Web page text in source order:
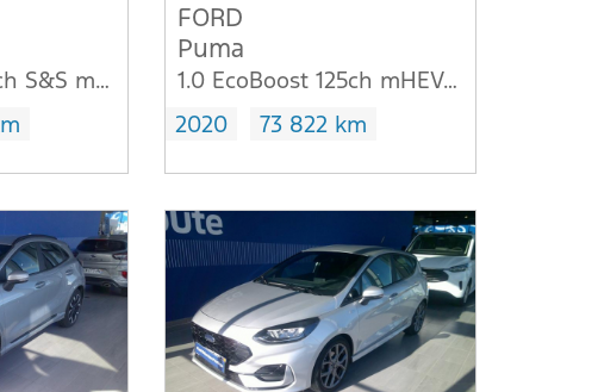
1.0 Flexifuel 125ch S&S mHEV E85 Titanium
FORD
Puma
1.0 EcoBoost 125ch mHEV Titanium Business 6cv
2020
73 822 km